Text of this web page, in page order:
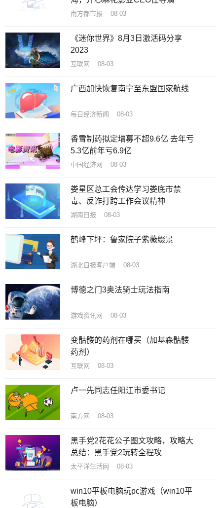
南方都市报 08-03
《迷你世界》8月3日激活码分享
2023
互联网 08-03
广西加快恢复南宁至东盟国家航线
每日经济新闻 08-03
香雪制药拟定增募不超9.6亿 去年亏
5.3亿前年亏6.9亿
中国经济网 08-03
娄星区总工会传达学习娄底市禁
毒、反诈打跨工作会议精神
湖南日报 08-03
鹤峰下坪：鲁家院子紫薇缀景
湖北日报客户端 08-03
博德之门3奥法骑士玩法指南
游戏资讯网 08-03
变骷髅的药剂在哪买（加基森骷髅
药剂）
互联网 08-03
卢一先同志任阳江市委书记
南方网 08-03
黑手党2花花公子图文攻略，攻略大
总结：黑手党2玩转全程攻
太平洋生活网 08-03
win10平板电脑玩pc游戏（win10平
板电脑）